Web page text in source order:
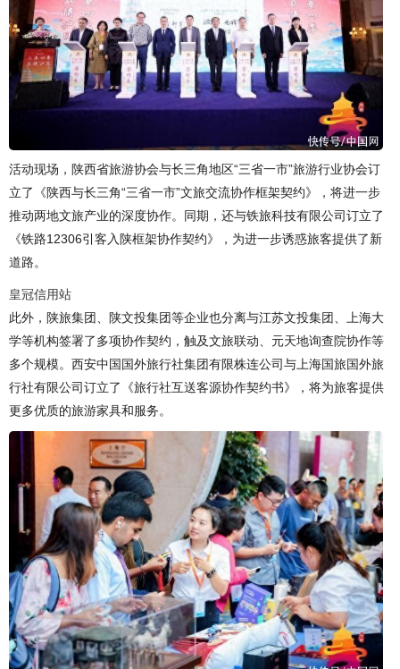
活动现场，陕西省旅游协会与长三角地区“三省一市”旅游行业协会订
立了《陕西与长三角“三省一市”文旅交流协作框架契约》，将进一步
推动两地文旅产业的深度协作。同期，还与铁旅科技有限公司订立了
《铁路12306引客入陕框架协作契约》，为进一步诱惑旅客提供了新
道路。
皇冠信用站
此外，陕旅集团、陕文投集团等企业也分离与江苏文投集团、上海大
学等机构签署了多项协作契约，触及文旅联动、元天地询查院协作等
多个规模。西安中国国外旅行社集团有限株连公司与上海国旅国外旅
行社有限公司订立了《旅行社互送客源协作契约书》，将为旅客提供
更多优质的旅游家具和服务。